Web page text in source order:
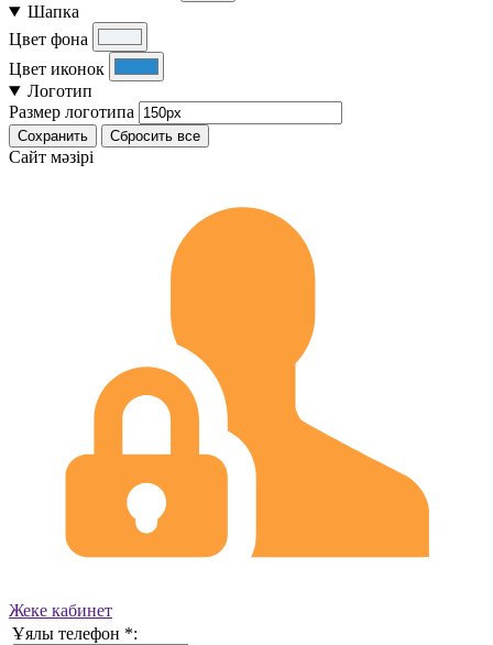
Шапка
Цвет фона
Цвет иконок
Логотип
Размер логотипа
Сохранить Сбросить все
Cайт мәзірі
Жеке кабинет
Ұялы телефон *: